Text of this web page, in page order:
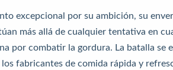
excepcional por su ambición, su
más allá de cualquier tentativa en
por combatir la gordura. La batalla se
fabricantes de comida rápida y